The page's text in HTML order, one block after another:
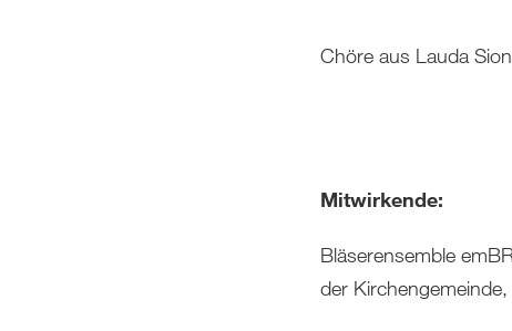
Chöre aus Lauda
Mitwirkende:
Bläserensemble
der